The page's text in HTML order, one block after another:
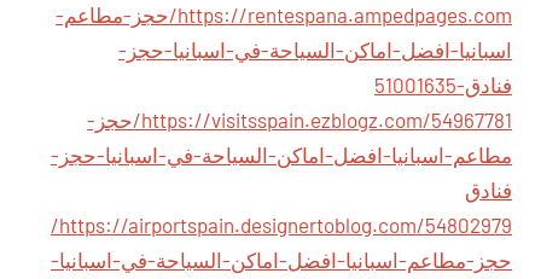
https://rentespana.ampedpages.com/حجز-مطاعم-
اسبانيا-افضل-اماكن-السياحة-في-اسبانيا-حجز-
فنادق-51001635
https://visitsspain.ezblogz.com/54967781/حجز-
مطاعم-اسبانيا-افضل-اماكن-السياحة-في-اسبانيا-حجز-
فنادق
https://airportspain.designertoblog.com/54802979/
حجز-مطاعم-اسبانيا-افضل-اماكن-السياحة-في-اسبانيا-